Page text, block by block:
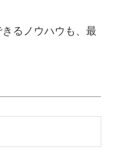
るノウハウも、最